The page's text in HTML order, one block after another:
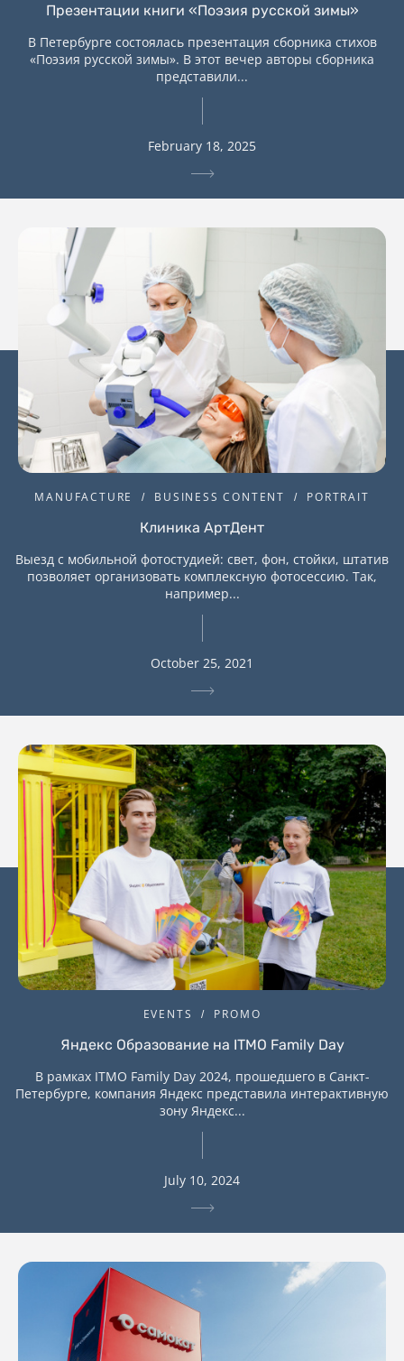
Презентации книги «Поэзия русской зимы»
В Петербурге состоялась презентация сборника стихов
«Поэзия русской зимы». В этот вечер авторы сборника
представили...
February 18, 2025
MANUFACTURE BUSINESS CONTENT PORTRAIT
Клиника АртДент
Выезд с мобильной фотостудией: свет, фон, стойки, штатив
позволяет организовать комплексную фотосессию. Так,
например...
October 25, 2021
EVENTS PROMO
Яндекс Образование на ITMO Family Day
В рамках ITMO Family Day 2024, прошедшего в Санкт-
Петербурге, компания Яндекс представила интерактивную
зону Яндекс...
July 10, 2024